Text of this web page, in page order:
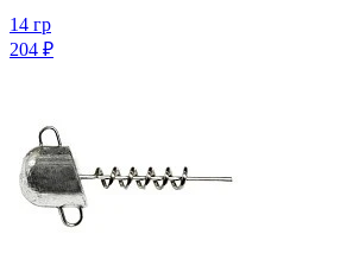
14 гр
204 ₽